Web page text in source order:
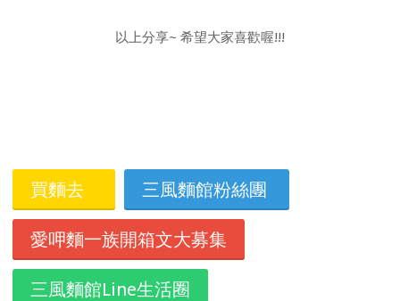
以上分享~ 希望大家喜歡喔!!!
買麵去 三風麵館粉絲團
愛呷麵一族開箱文大募集
三風麵館Line生活圈